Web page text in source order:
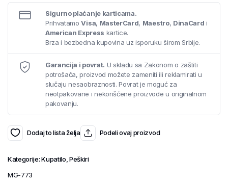
Sigurno plaćanje karticama.
PrihvatamoVisa, MasterCard, Maestro, DinaCard i
American Express kartice.
Brza i bezbedna kupovina uz isporuku širom Srbije.
Garancija i povrat. U skladu sa Zakonom o zaštiti
potrošača, proizvod možete zameniti ili reklamirati u
slučaju nesaobraznosti. Povrat je moguć za
neotpakovane i nekorišćene proizvode u originalnom
pakovanju.
Dodaj to lista želja Podeli ovaj proizvod
Kategorije:Kupatilo Peškiri
MG-773